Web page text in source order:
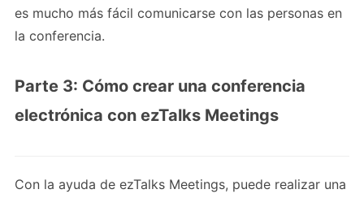
es mucho más fácil comunicarse con las personas en
la conferencia.
Parte 3: Cómo crear una conferencia
electrónica con ezTalks Meetings
Con la ayuda de ezTalks Meetings, puede realizar una